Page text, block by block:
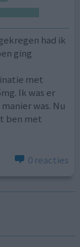
had ik
ging
met
Ik was er
was. Nu
ben met
0 reacties